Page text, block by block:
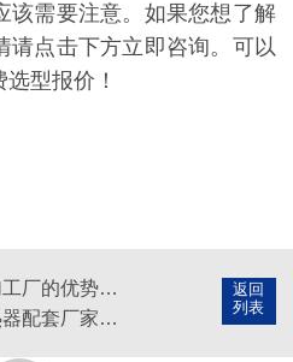
该需要注意。如果您想了解
请点击下方立即咨询。可以
型报价！
返回
列表
板式换热器专业加工厂的优势主要体现在哪些方面？
优质锅炉板式换热器配套厂家，采用哪些不锈钢品牌